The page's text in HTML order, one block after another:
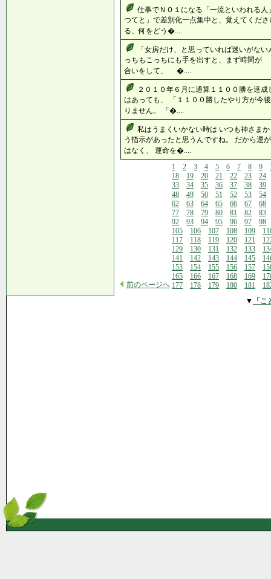
仕事でＮＯ１になる「一流といわれる
つてと」で差別化一点集中と、覚えてくだ
る、何をどう�....
「女房だけ、と思っていれば迷いがな
っちもこっちにも手を出すと、まず時間が
合いをして、 �....
２０１０年６月に通算１１００勝を達
はあっても、 「１１００勝したやり方が今
りません。 「�....
私はうまくいかない時は いつも神さま
う指示があったと思うんですね。 だから運
はなく、 運命を�....
前のページへ
1 2 3 4 5 6 7 8 9
18
19 20 21 22 23
24
33
34 35 36 37 38
39
48
49 50 51 52 53
54
62
63 64 65 66 67
68
77
78 79 80 81 82
83
92
93 94 95 96 97
98
105
106 107 108 109
117
118 119 120 121
129
130 131 132 133
141
142 143 144 145
153
154 155 156 157
165
166 167 168 169
177
178 179 180 181
▼
「